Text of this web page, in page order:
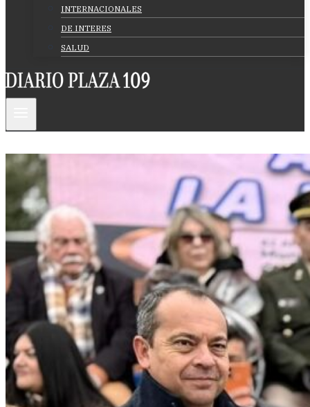
INTERNACIONALES
DE INTERES
SALUD